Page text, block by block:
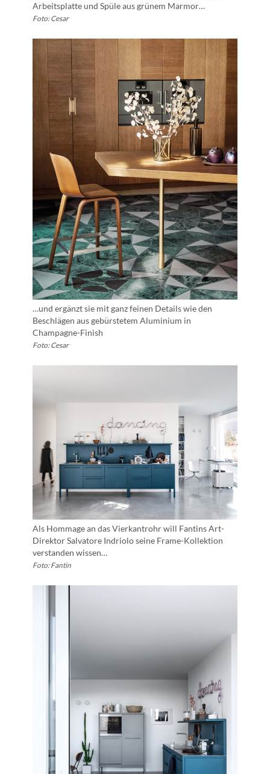
Arbeitsplatte und Spüle aus grünem Marmor…
Foto: Cesar
…und ergänzt sie mit ganz feinen Details wie den
Beschlägen aus gebürstetem Aluminium in
Champagne-Finish
Foto: Cesar
Als Hommage an das Vierkantrohr will Fantins Art-
Direktor Salvatore Indriolo seine Frame-Kollektion
verstanden wissen…
Foto: Fantin